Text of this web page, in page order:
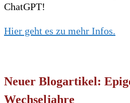
ChatGPT!
Hier geht es zu mehr Infos.
Neuer Blogartikel:
Wechseljahre